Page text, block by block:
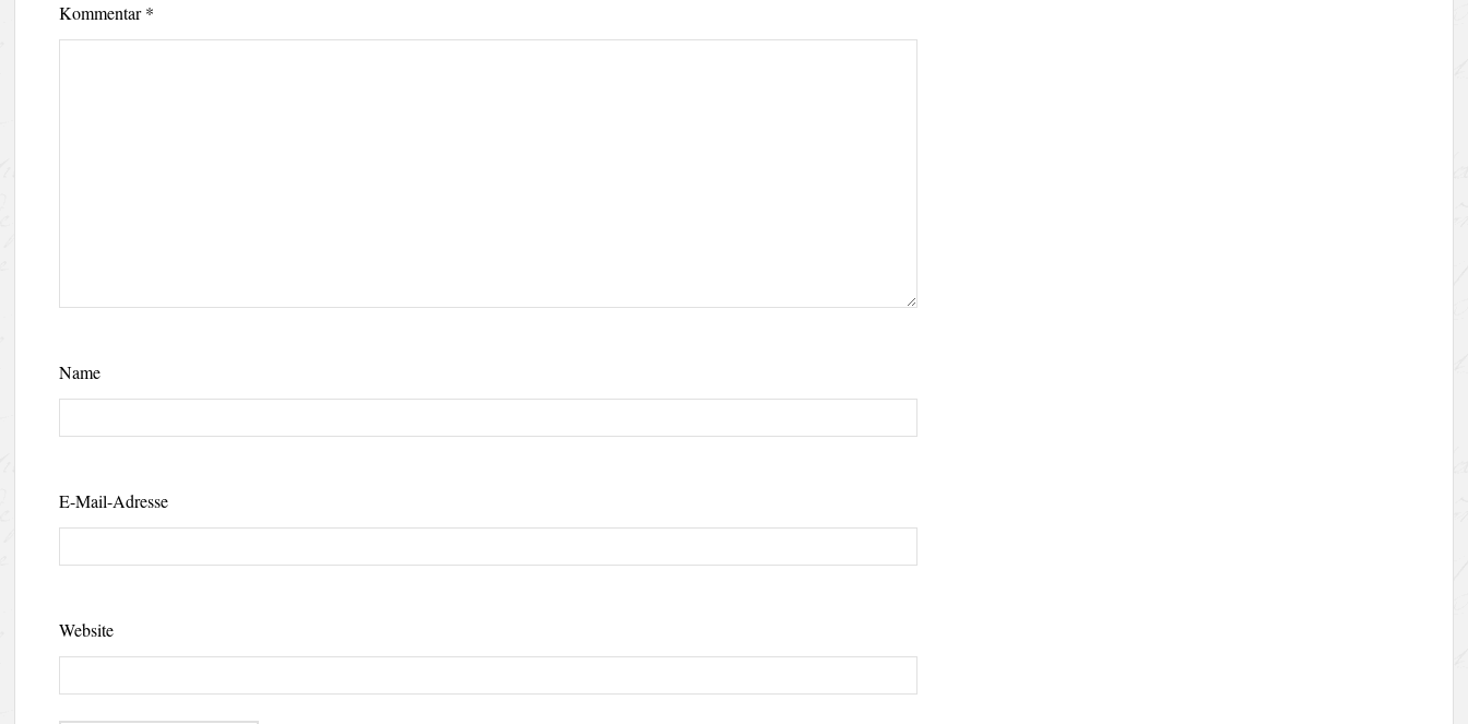
Kommentar*
Name
E-Mail-Adresse
Website